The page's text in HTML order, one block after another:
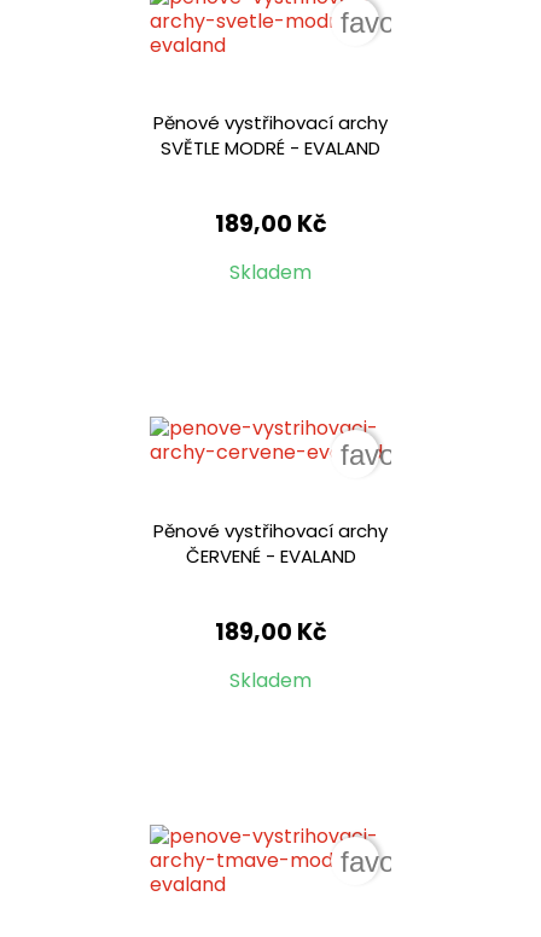
Pěnové vystřihovací archy
SVĚTLE MODRÉ - EVALAND
189,00 Kč
Skladem
favorite_border
Pěnové vystřihovací archy
ČERVENÉ - EVALAND
189,00 Kč
Skladem
favorite_border
favorite_border